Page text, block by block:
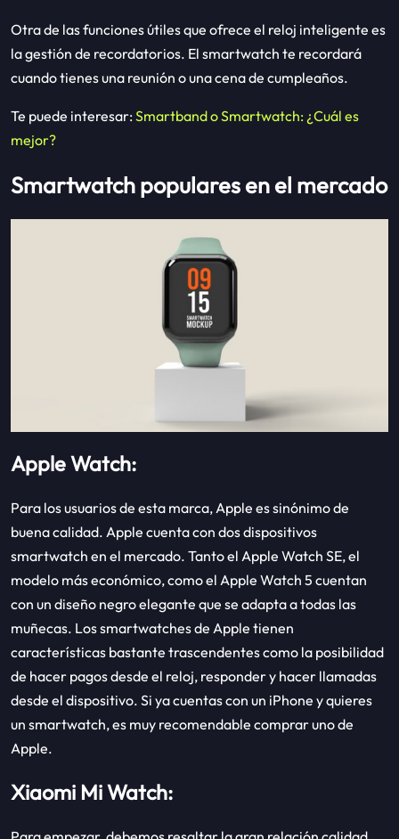
Otra de las funciones útiles que ofrece el reloj inteligente es
la gestión de recordatorios. El smartwatch te recordará
cuando tienes una reunión o una cena de cumpleaños.
Te puede interesar: Smartband o Smartwatch: ¿Cuál es
mejor?
Smartwatch populares en el mercado
Apple Watch:
Para los usuarios de esta marca, Apple es sinónimo de
buena calidad. Apple cuenta con dos dispositivos
smartwatch en el mercado. Tanto el Apple Watch SE, el
modelo más económico, como el Apple Watch 5 cuentan
con un diseño negro elegante que se adapta a todas las
muñecas. Los smartwatches de Apple tienen
características bastante trascendentes como la posibilidad
de hacer pagos desde el reloj, responder y hacer llamadas
desde el dispositivo. Si ya cuentas con un iPhone y quieres
un smartwatch, es muy recomendable comprar uno de
Apple.
Xiaomi Mi Watch: